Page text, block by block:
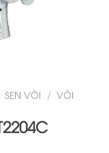
SEN VÒI / VÒI